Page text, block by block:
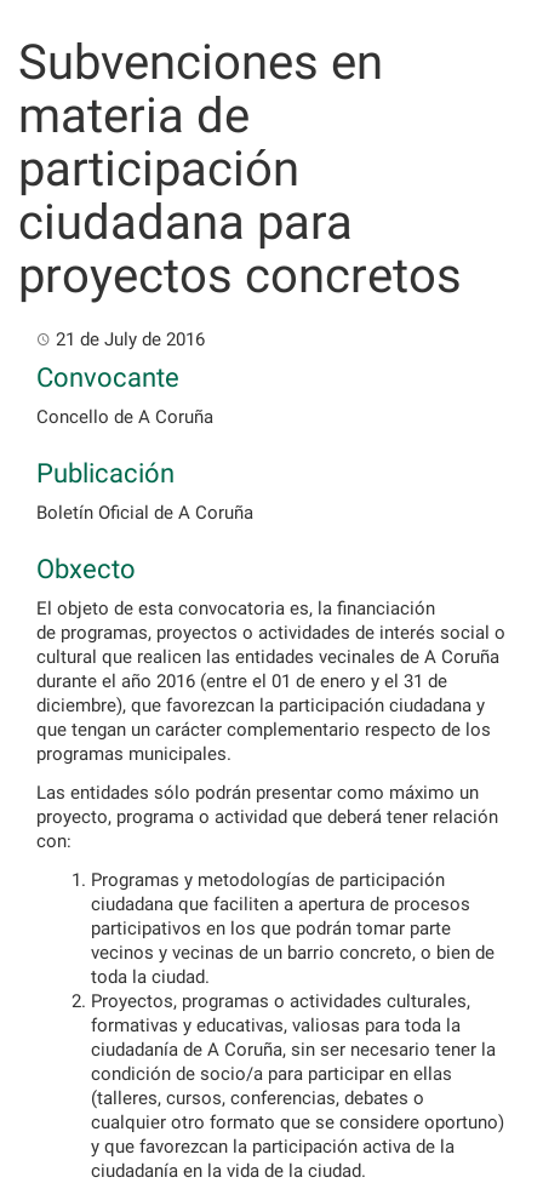
content
Subvenciones en
materia de
participación
ciudadana para
proyectos concretos
21 de July de 2016
Convocante
Concello de A Coruña
Publicación
Boletín Oficial de A Coruña
Obxecto
El objeto de esta convocatoria es, la financiación
de programas, proyectos o actividades de interés social o
cultural que realicen las entidades vecinales de A Coruña
durante el año 2016 (entre el 01 de enero y el 31 de
diciembre), que favorezcan la participación ciudadana y
que tengan un carácter complementario respecto de los
programas municipales.
Las entidades sólo podrán presentar como máximo un
proyecto, programa o actividad que deberá tener relación
con:
Programas y metodologías de participación
ciudadana que faciliten a apertura de procesos
participativos en los que podrán tomar parte
vecinos y vecinas de un barrio concreto, o bien de
toda la ciudad.
Proyectos, programas o actividades culturales,
formativas y educativas, valiosas para toda la
ciudadanía de A Coruña, sin ser necesario tener la
condición de socio/a para participar en ellas
(talleres, cursos, conferencias, debates o
cualquier otro formato que se considere oportuno)
y que favorezcan la participación activa de la
ciudadanía en la vida de la ciudad.